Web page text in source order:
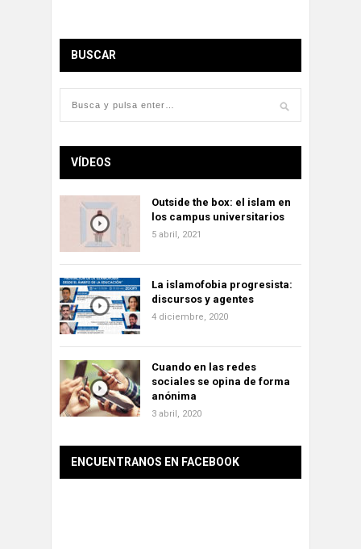
BUSCAR
VÍDEOS
Outside the box: el islam en
los campus universitarios
5 abril, 2021
La islamofobia progresista:
discursos y agentes
4 diciembre, 2020
Cuando en las redes
sociales se opina de forma
anónima
3 abril, 2020
ENCUENTRANOS EN FACEBOOK